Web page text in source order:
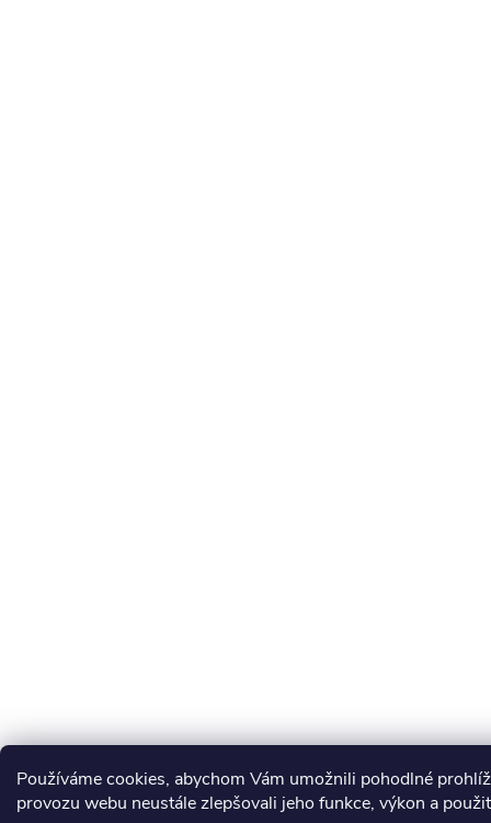
Používáme cookies, abychom Vám umožnili pohodlné
provozu webu neustále zlepšovali jeho funkce, výkon a